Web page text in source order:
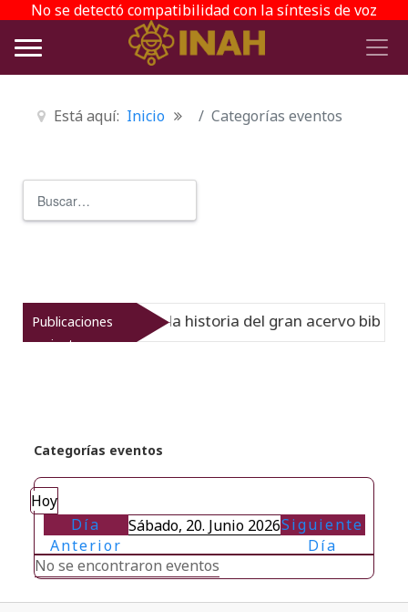
No se detectó compatibilidad con la síntesis de voz
Está aquí: Inicio Categorías eventos
Publicaciones
recientes
Virreinato muestra la historia del gran acervo
Categorías eventos
Hoy
Día
Anterior
Sábado, 20. Junio 2026Siguiente
Día
No se encontraron eventos